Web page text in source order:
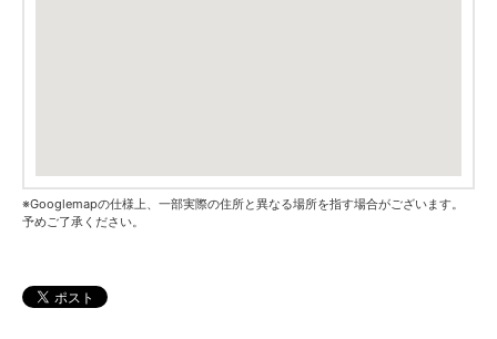
※Googlemapの仕様上、一部実際の住所と異なる場所を指す場合がございます。
予めご了承ください。